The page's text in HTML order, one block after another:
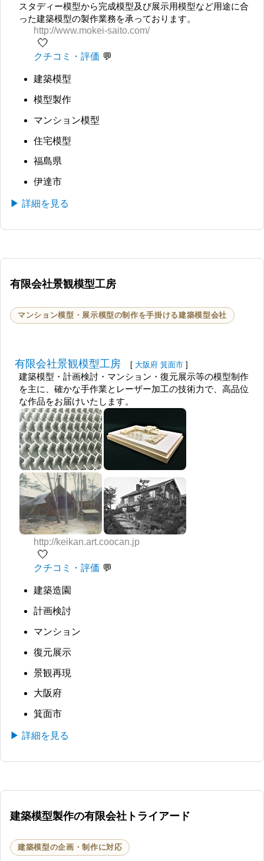
スタディー模型から完成模型及び展示用模型など用途に合
った建築模型の製作業務を承っております。
http://www.mokei-saito.com/
🤍
クチコミ・評価
建築模型
模型製作
マンション模型
住宅模型
福島県
伊達市
▶ 詳細を見る
有限会社景観模型工房
マンション模型・展示模型の制作を手掛ける建築模型会社
有限会社景観模型工房 [ 大阪府 箕面市 ]
建築模型・計画検討・マンション・復元展示等の模型制作
を主に、確かな手作業とレーザー加工の技術力で、高品位
な作品をお届けいたします。
http://keikan.art.coocan.jp
🤍
クチコミ・評価
建築造園
計画検討
マンション
復元展示
景観再現
大阪府
箕面市
▶ 詳細を見る
建築模型製作の有限会社トライアード
建築模型の企画・制作に対応